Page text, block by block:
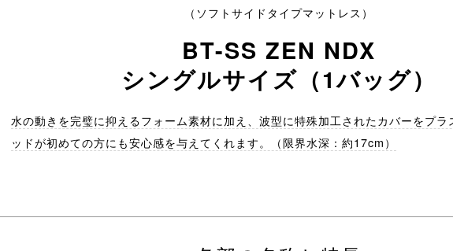
（ソフトサイドタイプマットレス）
BT-SS ZEN NDX
シングルサイズ（1バッグ）
水の動きを完璧に抑えるフォーム素材に加え、波型に特殊加工されたカバーをプラ
ッドが初めての方にも安心感を与えてくれます。（限界水深：約17cm）